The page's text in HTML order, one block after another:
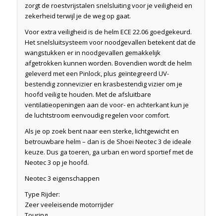
zorgt de roestvrijstalen snelsluiting voor je veiligheid en
zekerheid terwijl je de weg op gaat.
Voor extra veiligheid is de helm ECE 22.06 goedgekeurd.
Het snelsluitsysteem voor noodgevallen betekent dat de
wangstukken er in noodgevallen gemakkelijk
afgetrokken kunnen worden. Bovendien wordt de helm
geleverd met een Pinlock, plus geïntegreerd UV-
bestendig zonnevizier en krasbestendig vizier om je
hoofd veilig te houden. Met de afsluitbare
ventilatieopeningen aan de voor- en achterkant kun je
de luchtstroom eenvoudig regelen voor comfort.
Als je op zoek bent naar een sterke, lichtgewicht en
betrouwbare helm – dan is de Shoei Neotec 3 de ideale
keuze. Dus ga toeren, ga urban en word sportief met de
Neotec 3 op je hoofd.
Neotec 3 eigenschappen
Type Rijder:
Zeer veeleisende motorrijder